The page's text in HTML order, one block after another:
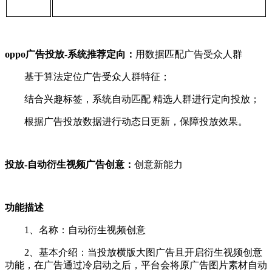
oppo广告投放-系统推荐定向： 用数据匹配广告受众人群
基于算法定位广告受众人群特征；
结合兴趣标签，系统自动匹配 精选人群进行定向投放；
根据广告投放数据进行动态日更新，保障投放效果。
投放-自动衍生视频广告创意： 创意新能力
功能描述
1、名称：自动衍生视频创意
2、基本介绍：当投放横版大图广告且开启衍生视频创意
功能，在广告通过冷启动之后，平台会将原广告图片素材自动